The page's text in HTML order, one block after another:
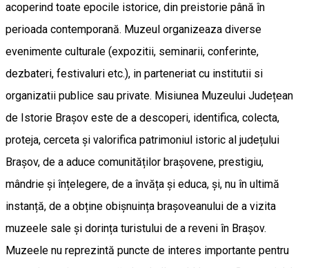
acoperind toate epocile istorice, din preistorie până în
perioada contemporană. Muzeul organizeaza diverse
evenimente culturale (expozitii, seminarii, conferinte,
dezbateri, festivaluri etc.), in parteneriat cu institutii si
organizatii publice sau private. Misiunea Muzeului Județean
de Istorie Brașov este de a descoperi, identifica, colecta,
proteja, cerceta și valorifica patrimoniul istoric al județului
Brașov, de a aduce comunităților brașovene, prestigiu,
mândrie și înțelegere, de a învăța și educa, și, nu în ultimă
instanță, de a obține obișnuința brașoveanului de a vizita
muzeele sale și dorința turistului de a reveni în Brașov.
Muzeele nu reprezintă puncte de interes importante pentru